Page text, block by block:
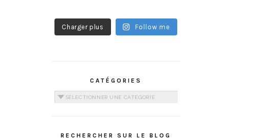
Charger plus Follow me
CATÉGORIES
Catégories
RECHERCHER SUR LE BLOG